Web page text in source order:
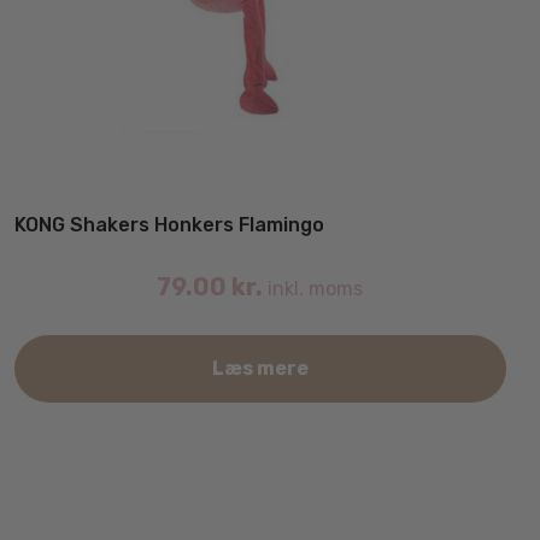
KONG Shakers Honkers Flamingo
79.00 kr. inkl. moms
Læs mere